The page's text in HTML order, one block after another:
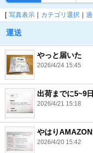
[ 写真表示 ｜ カテゴリ選択 ｜
運送
やっと届いた
2026/4/24 15:45
出荷までに5~9
2026/4/21 15:18
やはり
2026/4/20 15:42